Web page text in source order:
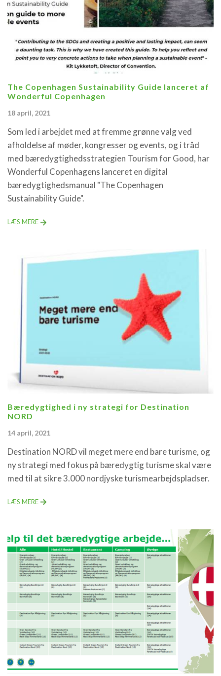
The Copenhagen Sustainability Guide lanceret af
Wonderful Copenhagen
18 april, 2021
Som led i arbejdet med at fremme grønne valg ved
afholdelse af møder, kongresser og events, og i tråd
med bæredygtighedsstrategien Tourism for Good, har
Wonderful Copenhagens lanceret en digital
bæredygtighedsmanual "The Copenhagen
Sustainability Guide".
LÆS MERE
Bæredygtighed i ny strategi for Destination
NORD
14 april, 2021
Destination NORD vil meget mere end bare turisme, og
ny strategi med fokus på bæredygtig turisme skal være
med til at sikre 3.000 nordjyske turismearbejdspladser.
LÆS MERE